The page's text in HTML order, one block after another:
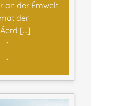
an der Ëmwelt
der
[…]